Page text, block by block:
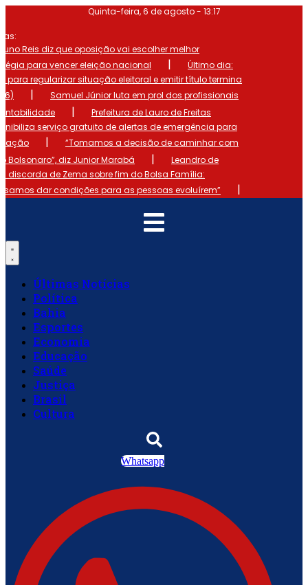
o
conteúdo
Quinta-feira, 6 de agosto - 13:17
Reis diz que oposição vai escolher melhor
para vencer eleição nacional
|
Último dia:
para regularizar situação eleitoral e emitir título termina
|
Samuel Júnior luta em prol dos profissionais
|
Prefeitura de Lauro de Freitas
serviço gratuito de alertas de emergência para
|
“Tomamos a decisão de caminhar com
Bolsonaro”, diz Junior Marabá
|
Leandro de
discorda de Zema sobre fim do Bolsa Família:
dar condições para as pessoas evoluírem”
|
Últimas Notícias
Política
Bahia
Esportes
Economia
Educação
Saúde
Justiça
Brasil
Cultura
Whatsapp